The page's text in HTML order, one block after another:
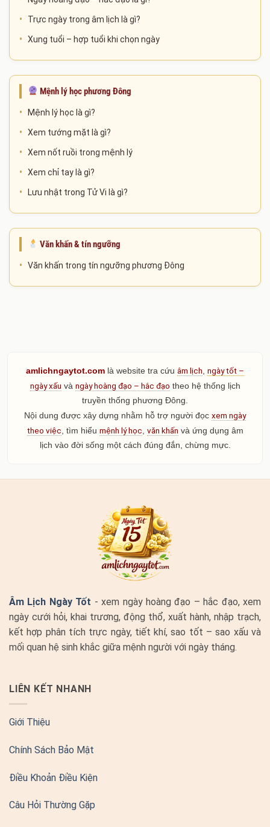
Trực ngày trong âm lịch là gì?
Xung tuổi – hợp tuổi khi chọn ngày
Mệnh lý học phương Đông
Mệnh lý học là gì?
Xem tướng mặt là gì?
Xem nốt ruồi trong mệnh lý
Xem chỉ tay là gì?
Lưu nhật trong Tử Vi là gì?
Văn khấn & tín ngưỡng
Văn khấn trong tín ngưỡng phương Đông
amlichngaytot.com là website tra cứu âm lịch ngày tốt –
ngày xấu và ngày hoàng đạo – hắc đạo theo hệ thống lịch
truyền thống phương Đông.
Nội dung được xây dựng nhằm hỗ trợ người đọc xem ngày
theo việc , tìm hiểu mệnh lý học văn khấn và ứng dụng âm
lịch vào đời sống một cách đúng đắn, chừng mực.
Âm Lịch Ngày Tốt - xem ngày hoàng đạo – hắc đạo, xem
ngày cưới hỏi, khai trương, động thổ, xuất hành, nhập trạch,
kết hợp phân tích trực ngày, tiết khí, sao tốt – sao xấu và
mối quan hệ sinh khắc giữa mệnh người với ngày tháng.
LIÊN KẾT NHANH
Giới Thiệu
Chính Sách Bảo Mật
Điều Khoản Điều Kiện
Câu Hỏi Thường Gặp